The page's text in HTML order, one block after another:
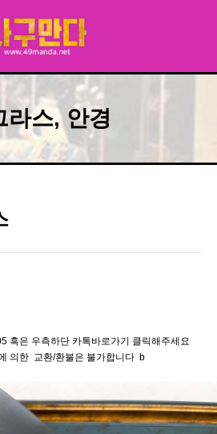
라스, 안경
혹은 우측하단 카톡바로가기 클릭해주세요
의한 교환/환불은 불가합니다 b